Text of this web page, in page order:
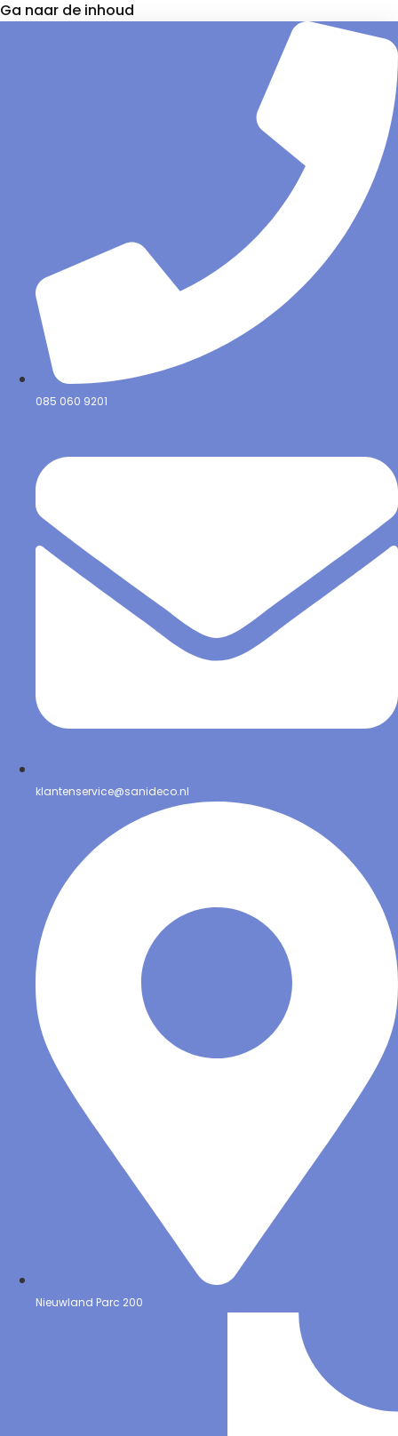
Ga naar de inhoud
085 060 9201
klantenservice@sanideco.nl
Nieuwland Parc 200